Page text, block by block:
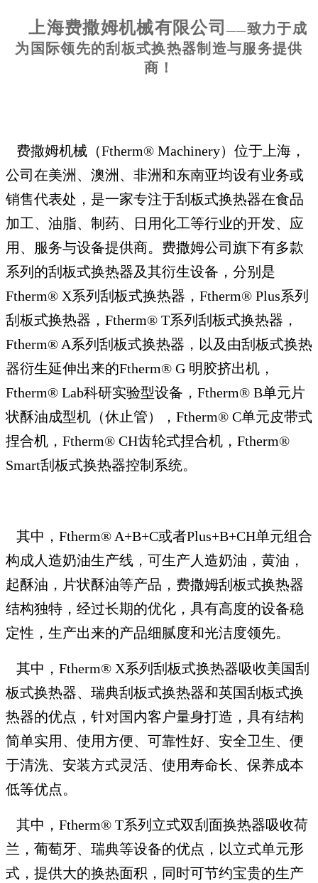
上海费撒姆机械有限公司——致力于成
为国际领先的刮板式换热器制造与服务提供
商！
费撒姆机械（Ftherm® Machinery）位于上海，
公司在美洲、澳洲、非洲和东南亚均设有业务或
销售代表处，是一家专注于刮板式换热器在食品
加工、油脂、制药、日用化工等行业的开发、应
用、服务与设备提供商。费撒姆公司旗下有多款
系列的刮板式换热器及其衍生设备，分别是
Ftherm® X系列刮板式换热器，Ftherm® Plus系列
刮板式换热器，Ftherm® T系列刮板式换热器，
Ftherm® A系列刮板式换热器，以及由刮板式换热
器衍生延伸出来的Ftherm® G 明胶挤出机，
Ftherm® Lab科研实验型设备，Ftherm® B单元片
状酥油成型机（休止管），Ftherm® C单元皮带式
捏合机，Ftherm® CH齿轮式捏合机，Ftherm®
Smart刮板式换热器控制系统。
其中，Ftherm® A+B+C或者Plus+B+CH单元组合
构成人造奶油生产线，可生产人造奶油，黄油，
起酥油，片状酥油等产品，费撒姆刮板式换热器
结构独特，经过长期的优化，具有高度的设备稳
定性，生产出来的产品细腻度和光洁度领先。
其中，Ftherm® X系列刮板式换热器吸收美国刮
板式换热器、瑞典刮板式换热器和英国刮板式换
热器的优点，针对国内客户量身打造，具有结构
简单实用、使用方便、可靠性好、安全卫生、便
于清洗、安装方式灵活、使用寿命长、保养成本
低等优点。
其中，Ftherm® T系列立式双刮面换热器吸收荷
兰，葡萄牙、瑞典等设备的优点，以立式单元形
式，提供大的换热面积，同时可节约宝贵的生产